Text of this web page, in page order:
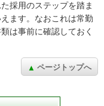
採用のステップを踏ま
ます。なおこれは常勤
は事前に確認しておく
ページトップへ